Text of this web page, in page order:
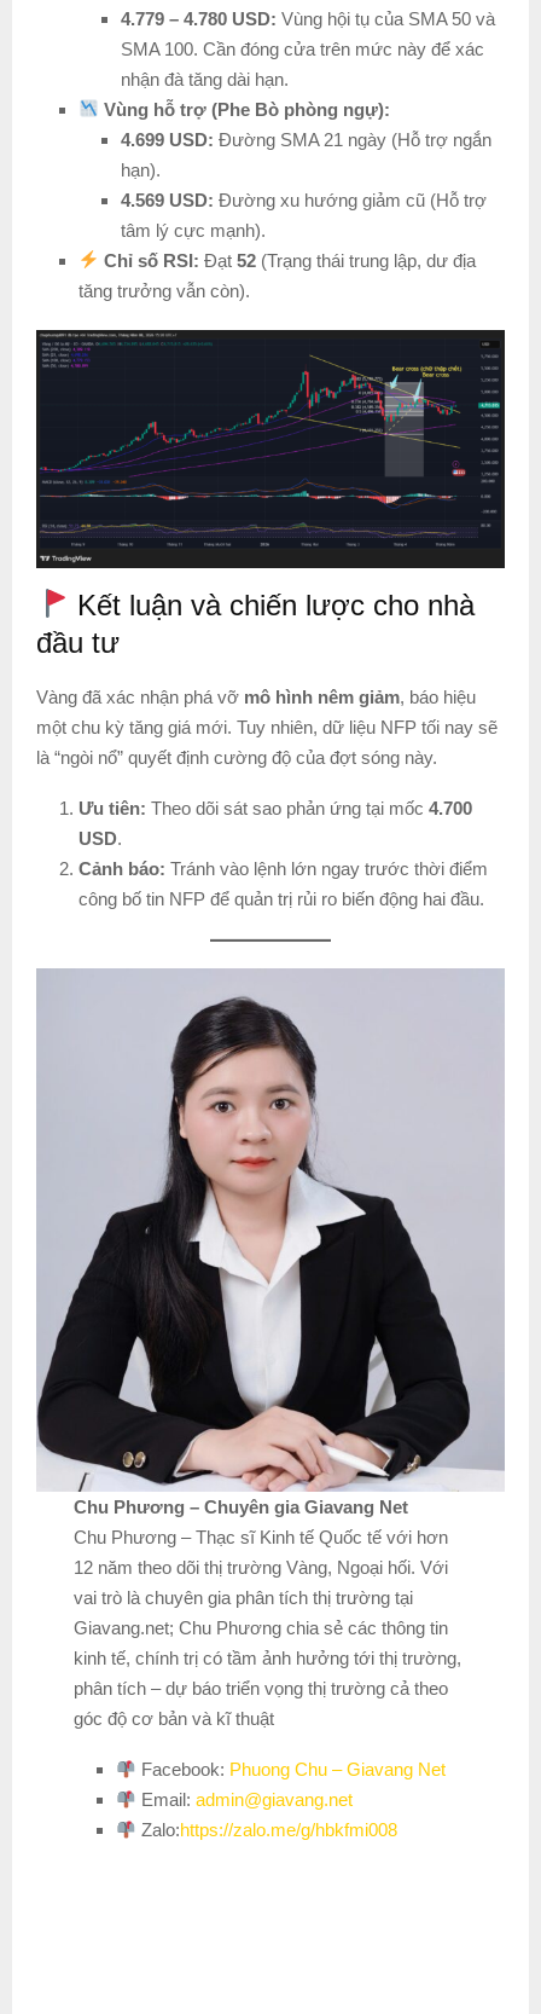
4.779 – 4.780 USD: Vùng hội tụ của SMA 50 và
SMA 100. Cần đóng cửa trên mức này để xác
nhận đà tăng dài hạn.
Vùng hỗ trợ (Phe Bò phòng ngự):
4.699 USD: Đường SMA 21 ngày (Hỗ trợ ngắn
hạn).
4.569 USD: Đường xu hướng giảm cũ (Hỗ trợ
tâm lý cực mạnh).
Chỉ số RSI: Đạt52 (Trạng thái trung lập, dư địa
tăng trưởng vẫn còn).
Kết luận và chiến lược cho nhà
đầu tư
Vàng đã xác nhận phá vỡ mô hình nêm giảm, báo hiệu
một chu kỳ tăng giá mới. Tuy nhiên, dữ liệu NFP tối nay sẽ
là “ngòi nổ” quyết định cường độ của đợt sóng này.
Ưu tiên: Theo dõi sát sao phản ứng tại mốc 4.700
USD.
Cảnh báo: Tránh vào lệnh lớn ngay trước thời điểm
công bố tin NFP để quản trị rủi ro biến động hai đầu.
Chu Phương – Chuyên gia Giavang Net
Chu Phương – Thạc sĩ Kinh tế Quốc tế với hơn
12 năm theo dõi thị trường Vàng, Ngoại hối. Với
vai trò là chuyên gia phân tích thị trường tại
Giavang.net; Chu Phương chia sẻ các thông tin
kinh tế, chính trị có tầm ảnh hưởng tới thị trường,
phân tích – dự báo triển vọng thị trường cả theo
góc độ cơ bản và kĩ thuật
Facebook: Phuong Chu – Giavang Net
Email:admin@giavang.net
Zalo:https://zalo.me/g/hbkfmi008